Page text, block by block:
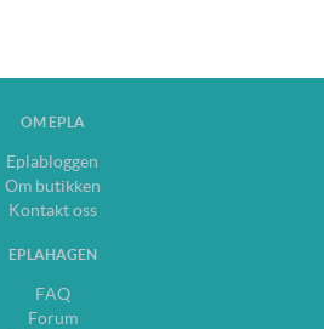
OM EPLA
Eplabloggen
Om butikken
Kontakt oss
EPLAHAGEN
FAQ
Forum